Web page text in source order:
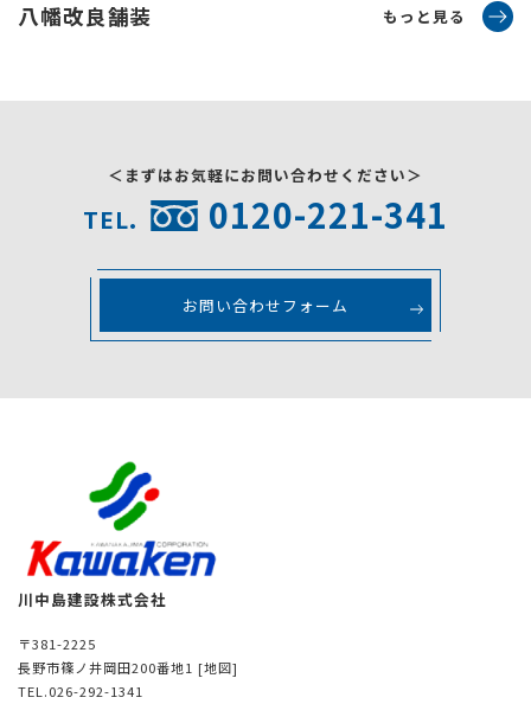
八幡改良舗装 もっと見る
＜まずはお気軽にお問い合わせください＞
TEL. 0120-221-341
お問い合わせフォーム
川中島建設株式会社
〒381-2225
長野市篠ノ井岡田200番地1 [地図]
TEL.026-292-1341